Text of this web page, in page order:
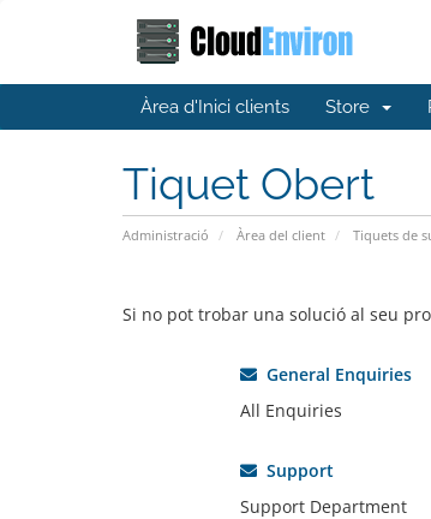
Àrea d'Inici clients Store
Tiquet Obert
Administració Àrea del client Tiquets de
Si no pot trobar una solució al seu
General Enquiries
All Enquiries
Support
Support Department